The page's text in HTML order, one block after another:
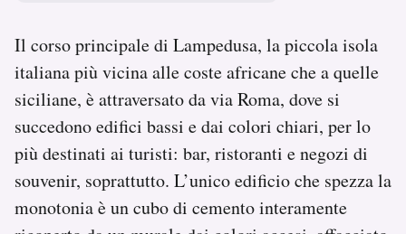
AREA PERSONALE
Area Personale
Newsletter
Notifiche mobile
Regala il Post
Hai bisogno di aiuto?
Esci
Il corso principale di Lampedusa, la piccola isola
italiana più vicina alle coste africane che a quelle
siciliane, è attraversato da via Roma, dove si
succedono edifici bassi e dai colori chiari, per lo
più destinati ai turisti: bar, ristoranti e negozi di
souvenir, soprattutto. L’unico edificio che spezza la
monotonia è un cubo di cemento interamente